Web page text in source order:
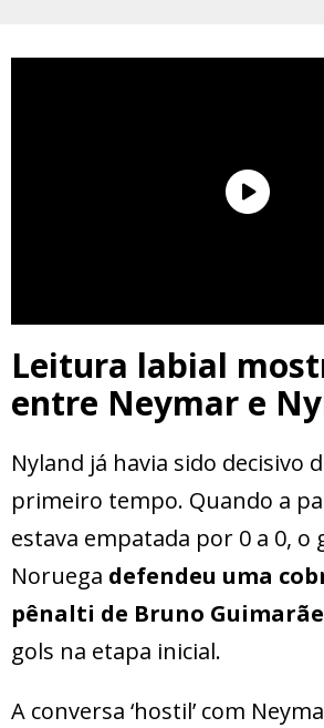
Leitura labial
entre Neymar e
Nyland já havia sido decisivo
primeiro tempo. Quando a
estava empatada por 0 a 0, o
Noruega defendeu uma
pênalti de Bruno
gols na etapa inicial.
A conversa ‘hostil’ com